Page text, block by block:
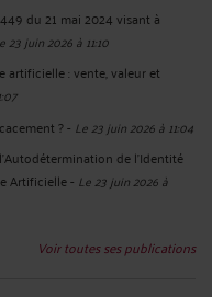
du 21 mai 2024 visant à
23 juin 2026 à 11:10
artificielle : vente, valeur et
?- Le 23 juin 2026 à 11:04
de l'Identité
Artificielle- Le 23 juin 2026 à
Voir toutes ses publications